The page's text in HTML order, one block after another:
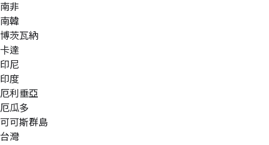
南非
南韓
博茨瓦納
卡達
印尼
印度
厄利垂亞
厄瓜多
可可斯群島
台灣